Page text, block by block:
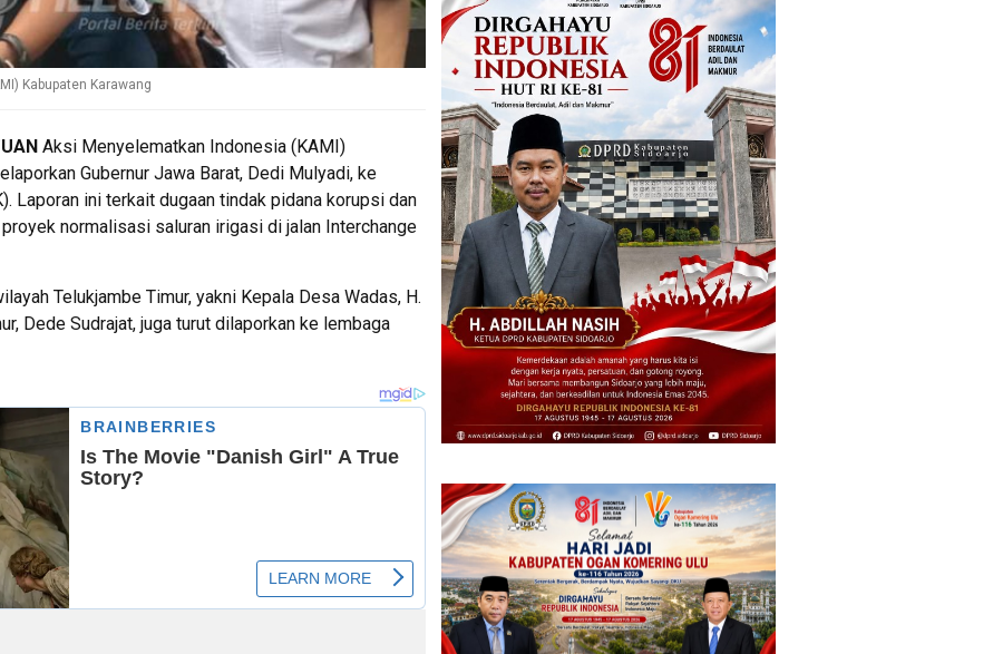
Kabupaten Karawang
Aksi Menyelematkan Indonesia (KAMI)
Gubernur Jawa Barat, Dedi Mulyadi, ke
Laporan ini terkait dugaan tindak pidana korupsi dan
normalisasi saluran irigasi di jalan Interchange
Telukjambe Timur, yakni Kepala Desa Wadas, H.
Dede Sudrajat, juga turut dilaporkan ke lembaga